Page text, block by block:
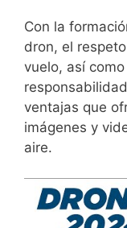
Con⁢ la
dron, el
⁤vuelo, así⁢
ventajas que
imágenes y⁢
⁣aire.